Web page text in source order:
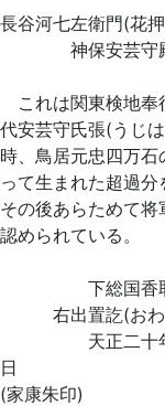
長谷河七左衛門(花
神保安芸守
これは関東検地奉
代安芸守氏張(うじ
時、鳥居元忠四万
って生まれた超過分
その後あらためて
認められている。
下総国香取郡
右出置訖(おわ
天正二十年
(家康朱印)